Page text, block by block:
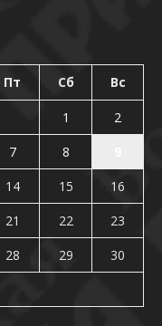
Пт Сб Вс
1
2
7 8
14 15
16
21 22
23
28 29
30